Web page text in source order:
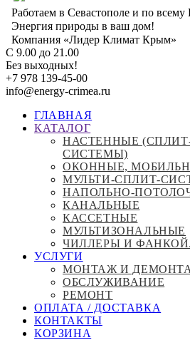
Перейти
основному
содержанию
Работаем в Севастополе и по
Энергия природы в ваш дом!
Компания «Лидер Климат Крым»
С 9.00 до 21.00
Без выходных!
+7 978 139-45-00
info@energy-crimea.ru
Main
navigation
ГЛАВНАЯ
КАТАЛОГ
НАСТЕННЫЕ
СИСТЕМЫ)
ОКОННЫЕ,
МУЛЬТИ-СПЛИТ-
НАПОЛЬНО-
КАНАЛЬНЫЕ
КАССЕТНЫЕ
МУЛЬТИЗОНАЛЬНЫЕ
ЧИЛЛЕРЫ И
УСЛУГИ
МОНТАЖ И
ОБСЛУЖИВАНИЕ
РЕМОНТ
ОПЛАТА / ДОСТАВКА
КОНТАКТЫ
КОРЗИНА